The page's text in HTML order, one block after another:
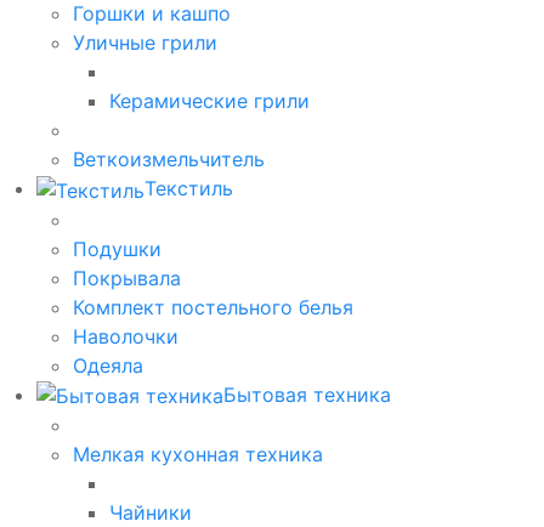
Горшки и кашпо
Уличные грили
Керамические грили
Веткоизмельчитель
Текстиль
Подушки
Покрывала
Комплект постельного белья
Наволочки
Одеяла
Бытовая техника
Мелкая кухонная техника
Чайники